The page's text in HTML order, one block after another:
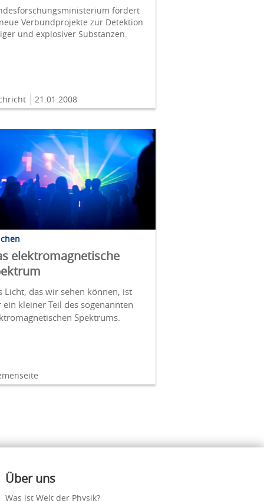
fördert
Verbundprojekte zur Detektion
und explosiver Substanzen.
21.01.2008
elektromagnetische
Licht, das wir sehen können, ist
ein kleiner Teil des sogenannten
Spektrums.
Über uns
Was ist Welt der Physik?